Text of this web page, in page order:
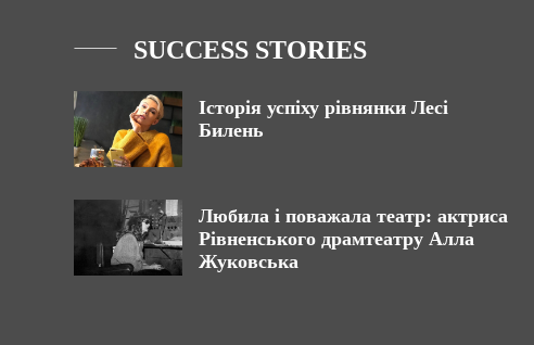
SUCCESS STORIES
Історія успіху рівнянки Лесі
Билень
Любила і поважала театр: актриса
Рівненського драмтеатру Алла
Жуковська